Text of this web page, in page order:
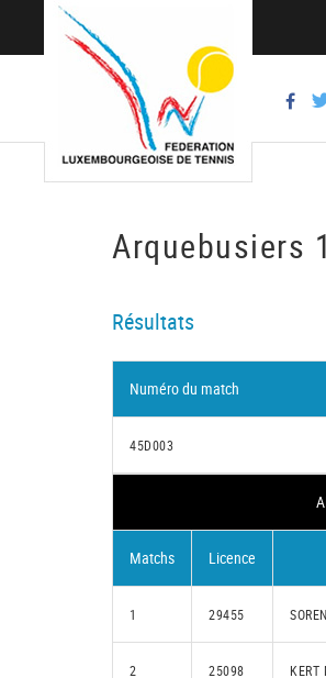
Arquebusiers
Résultats
Numéro du match
45D003
Matchs Licence
1 29455
2 25098